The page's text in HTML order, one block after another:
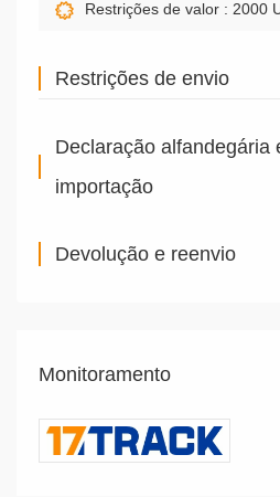
Restrições de valor : 2000
Restrições de envio
Declaração alfandegária
importação
Devolução e reenvio
Monitoramento